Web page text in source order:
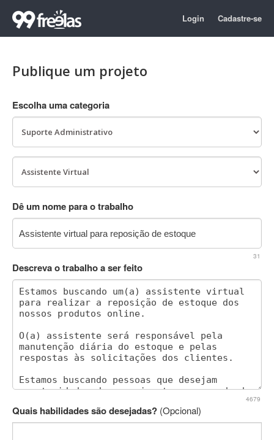
Login Cadastre-se
Publique um projeto
Escolha uma categoria
Dê um nome para o trabalho
31
Descreva o trabalho a ser feito
4679
Quais habilidades são desejadas? (Opcional)